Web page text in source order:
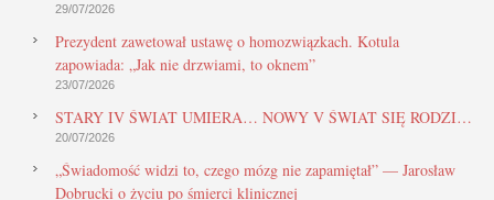
29/07/2026
Prezydent zawetował ustawę o homozwiązkach. Kotula
zapowiada: „Jak nie drzwiami, to oknem”
23/07/2026
STARY IV ŚWIAT UMIERA… NOWY V ŚWIAT SIĘ RODZI…
20/07/2026
„Świadomość widzi to, czego mózg nie zapamiętał” — Jarosław
Dobrucki o życiu po śmierci klinicznej